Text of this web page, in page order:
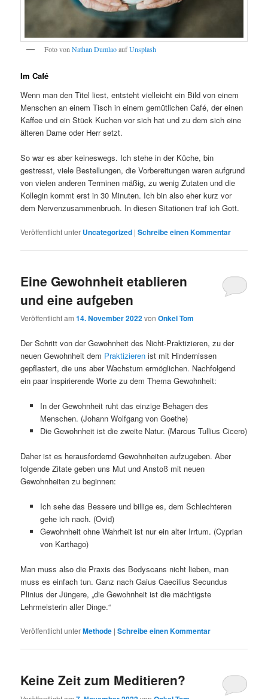
Foto vonNathan DumlaoaufUnsplash
Im Café
Wenn man den Titel liest, entsteht vielleicht ein Bild von einem
Menschen an einem Tisch in einem gemütlichen Café, der einen
Kaffee und ein Stück Kuchen vor sich hat und zu dem sich eine
älteren Dame oder Herr setzt.
So war es aber keineswegs. Ich stehe in der Küche, bin
gestresst, viele Bestellungen, die Vorbereitungen waren aufgrund
von vielen anderen Terminen mäßig, zu wenig Zutaten und die
Kollegin kommt erst in 30 Minuten. Ich bin also eher kurz vor
dem Nervenzusammenbruch. In diesen Sitationen traf ich Gott.
Veröffentlicht unter Uncategorized |Schreibe einen Kommentar
Eine Gewohnheit etablieren
und eine aufgeben
Veröffentlicht am14. November 2022vonOnkel Tom
Der Schritt von der Gewohnheit des Nicht-Praktizieren, zu der
neuen Gewohnheit dem Praktizieren ist mit Hindernissen
gepflastert, die uns aber Wachstum ermöglichen. Nachfolgend
ein paar inspirierende Worte zu dem Thema Gewohnheit:
In der Gewohnheit ruht das einzige Behagen des
Menschen. (Johann Wolfgang von Goethe)
Die Gewohnheit ist die zweite Natur. (Marcus Tullius Cicero)
Daher ist es herausfordernd Gewohnheiten aufzugeben. Aber
folgende Zitate geben uns Mut und Anstoß mit neuen
Gewohnheiten zu beginnen:
Ich sehe das Bessere und billige es, dem Schlechteren
gehe ich nach. (Ovid)
Gewohnheit ohne Wahrheit ist nur ein alter Irrtum. (Cyprian
von Karthago)
Man muss also die Praxis des Bodyscans nicht lieben, man
muss es einfach tun. Ganz nach Gaius Caecilius Secundus
Plinius der Jüngere, „die Gewohnheit ist die mächtigste
Lehrmeisterin aller Dinge.“
Veröffentlicht unterMethode |Schreibe einen Kommentar
Keine Zeit zum Meditieren?